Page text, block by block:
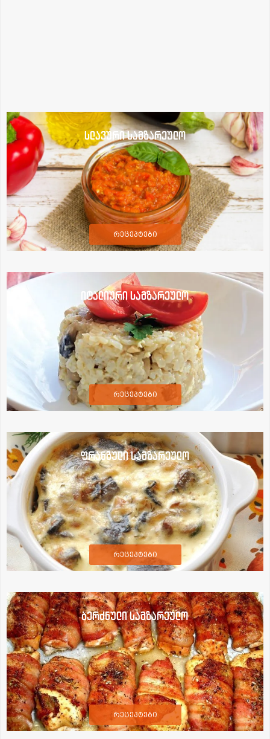
სლავური სამზარეულო
რეცეპტები
იტალიური სამზარეულო
რეცეპტები
ფრანგული სამზარეულო
რეცეპტები
ბერძნული სამზარეულო
რეცეპტები